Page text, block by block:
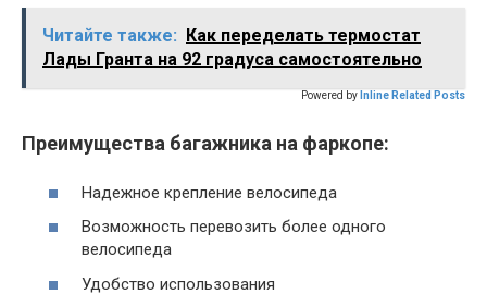
Читайте также: Как переделать термостат
Лады Гранта на 92 градуса самостоятельно
Powered by Inline Related Posts
Преимущества багажника на фаркопе:
Надежное крепление велосипеда
Возможность перевозить более одного
велосипеда
Удобство использования